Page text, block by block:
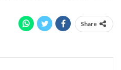
Share